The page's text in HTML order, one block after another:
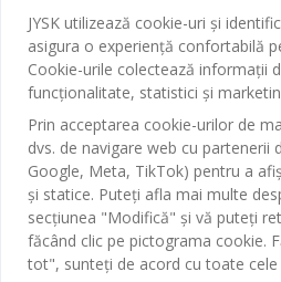
Baie
Birou
Sufragerie
Bucătărie
Depozitare
Perdele
Grădină
Contact Relații Clienți
Magazine și program
Broșură
Termeni si conditii vânzări online
Garantia prețului
Garanția Produselor
JYSK
Despre JYSK
JYSK.com
Presă
Locuri de muncă
SEDIU CENTRAL
TAROL-DD S.R.L. str. Jubiliara, 41A
Moldova
JYSK BUSINESS TO BUSINESS
JYSK RELAȚII CLIENȚI
Contact Relații Clienți
Telefon: 022 022 030
E-mail: support@jysk.md
Urmărește Jysk
JYSK utilizează cookie-uri și
asigura o experiență confortabilă
Cookie-urile colectează informații
funcționalitate, statistici și
Prin acceptarea cookie-urilor de
dvs. de navigare web cu partenerii
Google, Meta, TikTok) pentru a
și statice. Puteți afla mai multe
secțiunea "Modifică" și vă puteți
făcând clic pe pictograma cookie.
tot", sunteți de acord cu toate cele